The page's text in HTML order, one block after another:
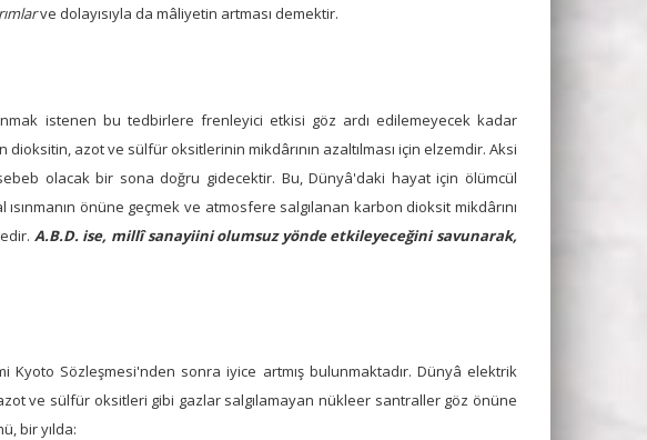
ve dolayısıyla da mâliyetin artması demektir.
istenen bu tedbirlere frenleyici etkisi göz ardı edilemeyecek kadar
azot ve sülfür oksitlerinin mikdârının azaltılması için elzemdir. Aksi
olacak bir sona doğru gidecektir. Bu, Dünyâ'daki hayat için ölümcül
önüne geçmek ve atmosfere salgılanan karbon dioksit mikdârını
A.B.D. ise, millî sanayiini olumsuz yönde etkileyeceğini savunarak,
Sözleşmesi'nden sonra iyice artmış bulunmaktadır. Dünyâ elektrik
ve sülfür oksitleri gibi gazlar salgılamayan nükleer santraller göz önüne
bir yılda: